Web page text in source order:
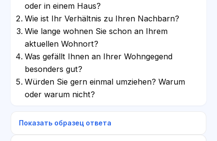
oder in einem Haus?
Wie ist Ihr Verhältnis zu Ihren Nachbarn?
Wie lange wohnen Sie schon an Ihrem
aktuellen Wohnort?
Was gefällt Ihnen an Ihrer Wohngegend
besonders gut?
Würden Sie gern einmal umziehen? Warum
oder warum nicht?
Показать образец ответа